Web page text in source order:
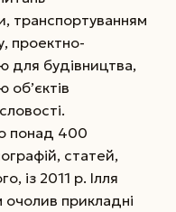
транспортуванням
проектно-
для будівництва,
об’єктів
понад 400
статей,
із 2011 р. Ілля
прикладні